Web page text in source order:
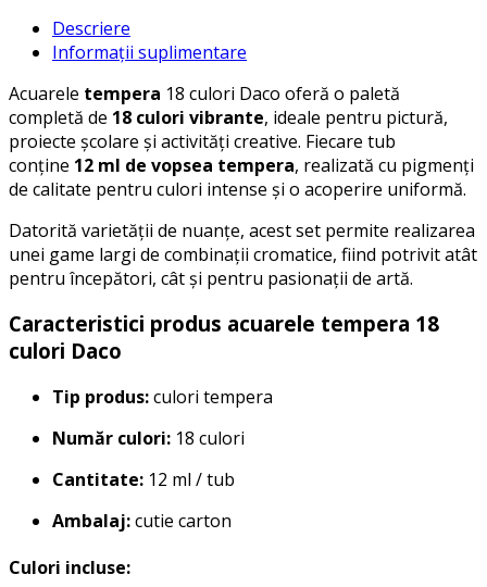
Descriere
Informații suplimentare
Acuarele tempera 18 culori Daco oferă o paletă
completă de 18 culori vibrante, ideale pentru pictură,
proiecte școlare și activități creative. Fiecare tub
conține 12 ml de vopsea tempera, realizată cu pigmenți
de calitate pentru culori intense și o acoperire uniformă.
Datorită varietății de nuanțe, acest set permite realizarea
unei game largi de combinații cromatice, fiind potrivit atât
pentru începători, cât și pentru pasionații de artă.
Caracteristici produs acuarele tempera 18
culori Daco
Tip produs:culori tempera
Număr culori: 18 culori
Cantitate: 12 ml / tub
Ambalaj:cutie carton
Culori incluse: